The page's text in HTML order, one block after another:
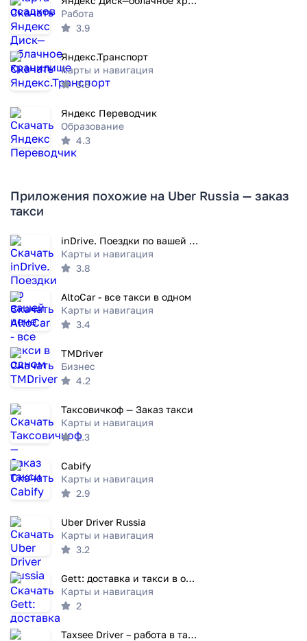
Работа
3.9
Яндекс.Транспорт
Карты и навигация
3.8
Яндекс Переводчик
Образование
4.3
Приложения похожие на Uber Russia — заказ
такси
inDrive. Поездки по вашей цене
Карты и навигация
3.8
AltoCar - все такси в одном
Карты и навигация
3.4
TMDriver
Бизнес
4.2
Таксовичкоф — Заказ такси
Карты и навигация
2.3
Cabify
Карты и навигация
2.9
Uber Driver Russia
Карты и навигация
3.2
Gett: доставка и такси в одном
Карты и навигация
2
Taxsee Driver – работа в такси